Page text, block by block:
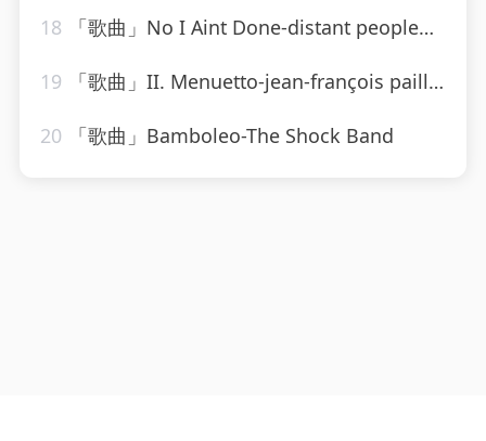
18 「歌曲」No I Aint Done-distant people、DJ Octopuz Deeper
19 「歌曲」II. Menuetto-jean-françois paillard
20 「歌曲」Bamboleo-The Shock Band